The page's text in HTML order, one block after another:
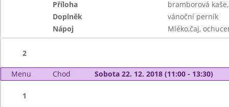
Příloha
bramborová
Doplněk
vánoční perník
Nápoj
Mléko,čaj,
2
Menu Chod Sobota 22. 12. 2018 (11:00 - 13:30)
1